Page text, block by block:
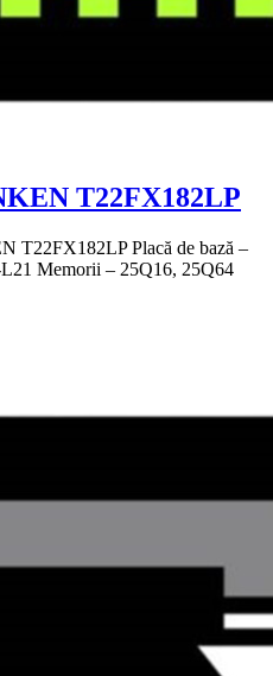
T22FX182LP
T22FX182LP Placă de bază –
Memorii – 25Q16, 25Q64